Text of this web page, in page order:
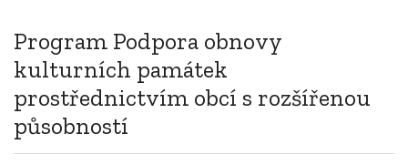
Program Podpora obnovy
kulturních památek
prostřednictvím obcí s rozšířenou
působností